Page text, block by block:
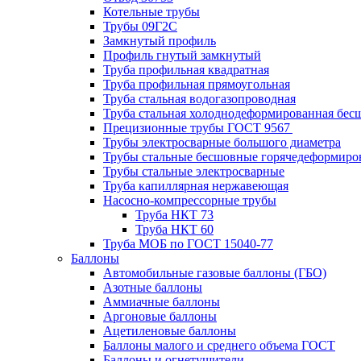
Котельные трубы
Трубы 09Г2С
Замкнутый профиль
Профиль гнутый замкнутый
Труба профильная квадратная
Труба профильная прямоугольная
Труба стальная водогазопроводная
Труба стальная холоднодеформированная
Прецизионные трубы ГОСТ 9567
Трубы электросварные большого диаметра
Трубы стальные бесшовные
Трубы стальные электросварные
Труба капиллярная нержавеющая
Насосно-компрессорные трубы
Труба НКТ 73
Труба НКТ 60
Труба МОБ по ГОСТ 15040-77
Баллоны
Автомобильные газовые баллоны (ГБО)
Азотные баллоны
Аммиачные баллоны
Аргоновые баллоны
Ацетиленовые баллоны
Баллоны малого и среднего объема ГОСТ